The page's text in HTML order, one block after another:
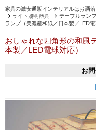
家具の激安通販インテリアルはお洒
ライト照明器具
テーブルランプ
ランプ（美濃産和紙／日本製／LED電
おしゃれな四角形の和風
本製／LED電球対応）
お